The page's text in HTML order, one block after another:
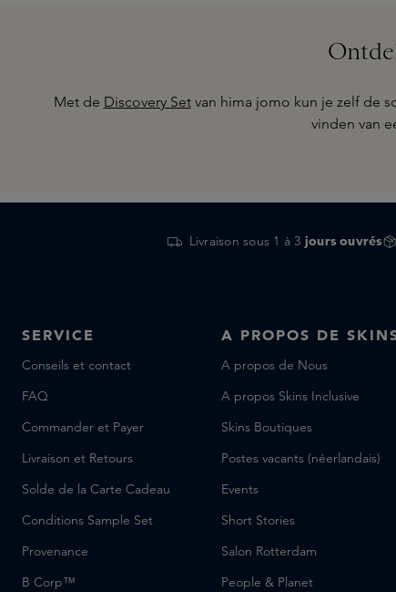
Met de Discovery Setvan hima jomo kun je zelf de
vinden van
Livraison sous 1 à 3 jours ouvrés
SERVICE
Conseils et contact
FAQ
Commander et Payer
Livraison et Retours
Solde de la Carte Cadeau
Conditions Sample Set
Provenance
B Corp™
A PROPOS DE
A propos de Nous
A propos Skins Inclusive
Skins Boutiques
Postes vacants (néerlandais)
Events
Short Stories
Salon Rotterdam
People & Planet